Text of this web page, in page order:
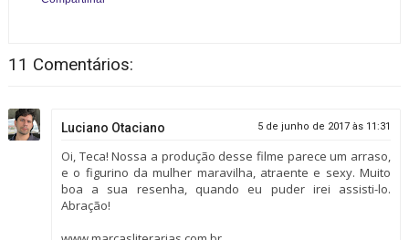
11 Comentários:
Luciano Otaciano 5 de junho de 2017 às 11:31
Oi, Teca! Nossa a produção desse filme parece um arraso,
e o figurino da mulher maravilha, atraente e sexy. Muito
boa a sua resenha, quando eu puder irei assisti-lo.
Abração!